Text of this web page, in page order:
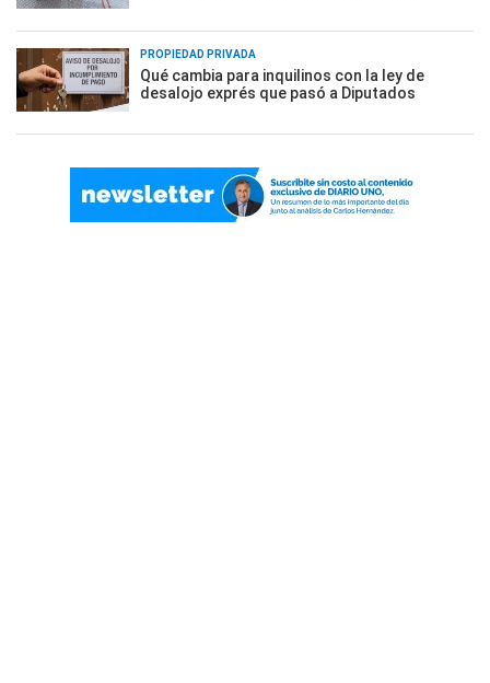
PROPIEDAD PRIVADA
Qué cambia para inquilinos con la ley de
desalojo exprés que pasó a Diputados